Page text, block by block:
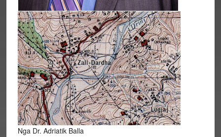
Nga Dr. Adriatik Balla